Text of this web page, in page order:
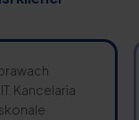
Kancelaria